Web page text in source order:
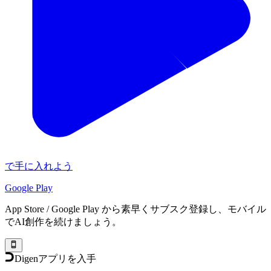
で手に入れよう
Google Play
App Store / Google Play から素早くサブスク登録し、モバイル
でAI創作を続けましょう。
Digenアプリを入手